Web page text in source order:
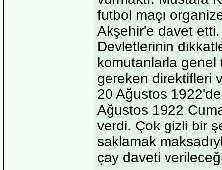
futbol maçı
Akşehir'e davet etti.
Devletlerinin
komutanlarla genel
gereken direktifleri
20 Ağustos
Ağustos 1922
verdi. Çok gizli bir
saklamak
çay daveti